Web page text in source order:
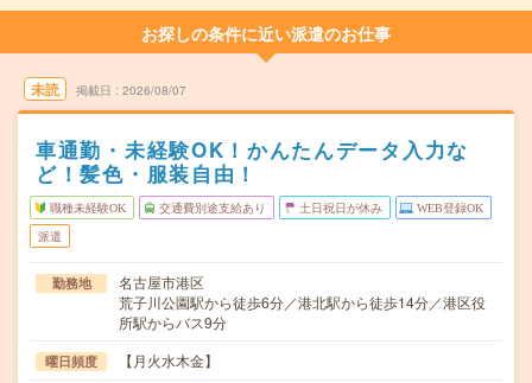
お探しの条件に近い派遣のお仕事
未読 掲載日 2026/08/07
車通勤・未経験OK！かんたんデータ入力な
ど！髪色・服装自由！
職種未経験OK 交通費別途支給あり 土日祝日が休み WEB登録OK
派遣
勤務地
名古屋市港区
荒子川公園駅から徒歩6分／港北駅から徒歩14分／港区役
所駅からバス9分
曜日頻度 【月火水木金】